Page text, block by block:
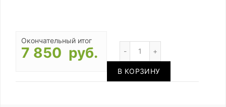
Окончательный итог
7 850 руб.
В КОРЗИНУ